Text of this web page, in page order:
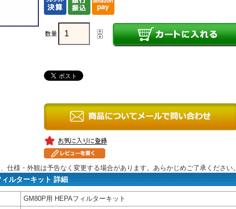
数量
仕様・外観は予告なく変更する場合があります。あらかじめご了承ください。
ルターキット 詳細
GM80P用 HEPAフィルターキット